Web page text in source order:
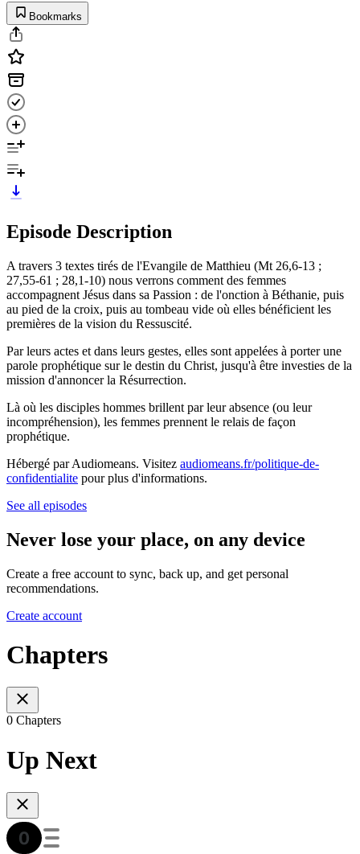
Bookmarks
Episode Description
A travers 3 textes tirés de l'Evangile de Matthieu (Mt 26,6-13 ;
27,55-61 ; 28,1-10) nous verrons comment des femmes
accompagnent Jésus dans sa Passion : de l'onction à Béthanie, puis
au pied de la croix, puis au tombeau vide où elles bénéficient les
premières de la vision du Ressuscité.
Par leurs actes et dans leurs gestes, elles sont appelées à porter une
parole prophétique sur le destin du Christ, jusqu'à être investies de la
mission d'annoncer la Résurrection.
Là où les disciples hommes brillent par leur absence (ou leur
incompréhension), les femmes prennent le relais de façon
prophétique.
Hébergé par Audiomeans. Visitez audiomeans.fr/politique-de-
confidentialite pour plus d'informations.
See all episodes
Never lose your place, on any device
Create a free account to sync, back up, and get personal
recommendations.
Create account
Chapters
0 Chapters
Up Next